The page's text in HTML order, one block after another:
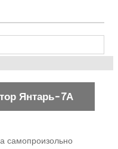
Янтарь-7А
самопроизольно